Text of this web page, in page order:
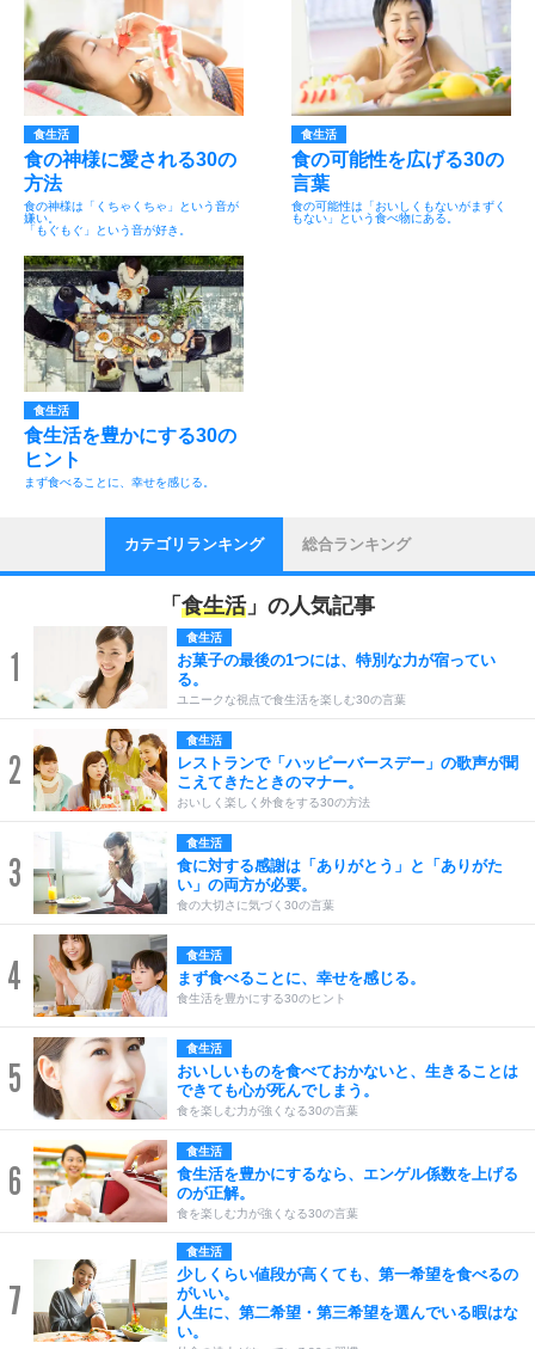
食生活
食の神様に愛される30の
方法
食の神様は「くちゃくちゃ」という音が
嫌い。
「もぐもぐ」という音が好き。
食生活
食の可能性を広げる30の
言葉
食の可能性は「おいしくもないがまずく
もない」という食べ物にある。
食生活
食生活を豊かにする30の
ヒント
まず食べることに、幸せを感じる。
カテゴリランキング 総合ランキング
「 食生活」の人気記事
1
食生活
お菓子の最後の1つには、特別な力が宿ってい
る。
ユニークな視点で食生活を楽しむ30の言葉
2
食生活
レストランで「ハッピーバースデー」の歌声が聞
こえてきたときのマナー。
おいしく楽しく外食をする30の方法
3
食生活
食に対する感謝は「ありがとう」と「ありがた
い」の両方が必要。
食の大切さに気づく30の言葉
4 食生活
まず食べることに、幸せを感じる。
食生活を豊かにする30のヒント
5
食生活
おいしいものを食べておかないと、生きることは
できても心が死んでしまう。
食を楽しむ力が強くなる30の言葉
6
食生活
食生活を豊かにするなら、エンゲル係数を上げる
のが正解。
食を楽しむ力が強くなる30の言葉
7
食生活
少しくらい値段が高くても、第一希望を食べるの
がいい。
人生に、第二希望・第三希望を選んでいる暇はな
い。